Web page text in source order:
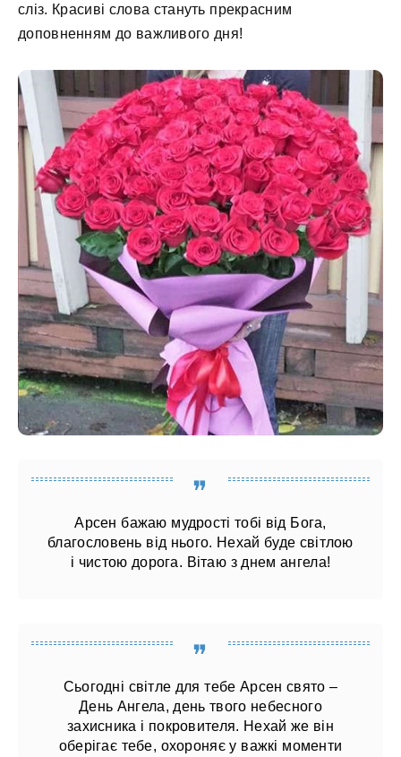
сліз. Красиві слова стануть прекрасним
доповненням до важливого дня!
Арсен бажаю мудрості тобі від Бога,
благословень від нього. Нехай буде світлою
і чистою дорога. Вітаю з днем ​​ангела!
Сьогодні світле для тебе Арсен свято –
День Ангела, день твого небесного
захисника і покровителя. Нехай же він
оберігає тебе, охороняє у важкі моменти